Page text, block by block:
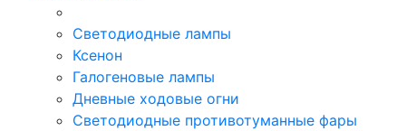
Светодиодные лампы
Ксенон
Галогеновые лампы
Дневные ходовые огни
Светодиодные противотуманные фары